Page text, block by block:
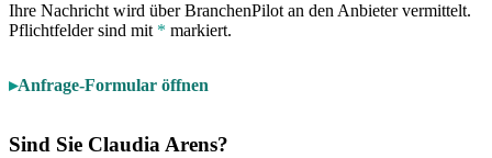
Ihre Nachricht wird über BranchenPilot an den Anbieter vermittelt.
Pflichtfelder sind mit * markiert.
Anfrage-Formular öffnen
Sind Sie Claudia Arens?